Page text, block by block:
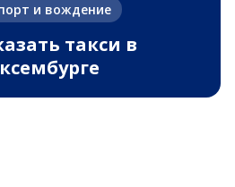
и вождение
такси в